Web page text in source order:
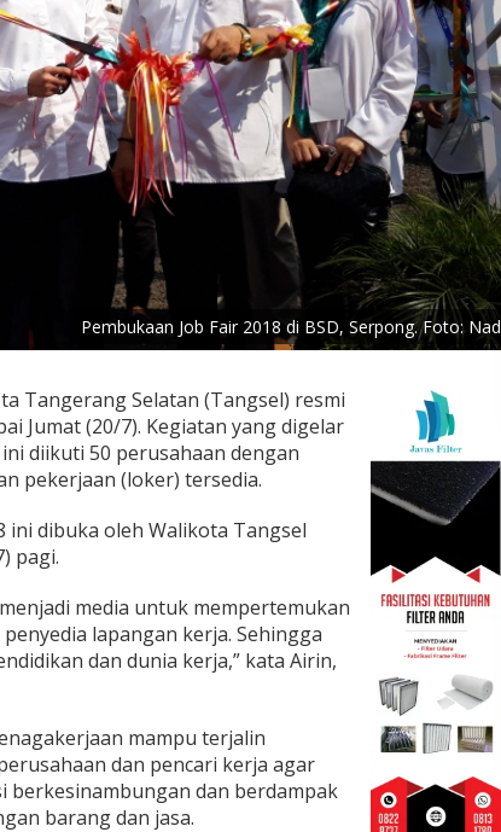
Pembukaan Job Fair 2018 di BSD, Serpong. Foto: Nad
Tangerang Selatan (Tangsel) resmi
Jumat (20/7). Kegiatan yang digelar
diikuti 50 perusahaan dengan
pekerjaan (loker) tersedia.
ini dibuka oleh Walikota Tangsel
pagi.
media untuk mempertemukan
lapangan kerja. Sehingga
dan dunia kerja,” kata Airin,
mampu terjalin
dan pencari kerja agar
berkesinambungan dan berdampak
barang dan jasa.